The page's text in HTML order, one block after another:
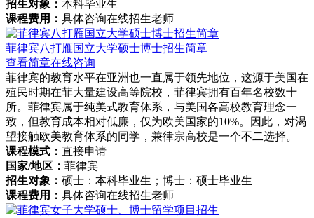
招生对象： 本科毕业生
课程费用： 具体咨询在线招生老师
菲律宾八打雁国立大学硕士博士招生简章
查看简章在线咨询
菲律宾的教育水平在亚洲也一直属于领先地位，这源于美国在
殖民时期在菲大量建设高等院校，菲律宾拥有百年名校数十
所。菲律宾属于纯美式教育体系，与美国各高校教育理念一
致，但教育成本相对低廉，仅为欧美国家的10%。因此，对渴
望接触欧美教育体系的同学，兼律宗高校是一个不二选择。
课程模式： 直接申请
国家/地区： 菲律宾
招生对象： 硕士：本科毕业生；博士：硕士毕业生
课程费用： 具体咨询在线招生老师